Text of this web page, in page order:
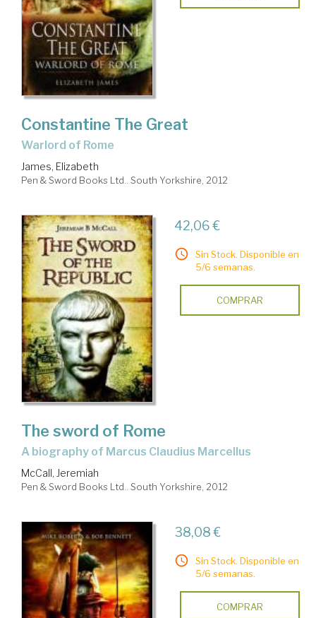
Constantine The Great
Warlord of Rome
James, Elizabeth
Pen & Sword Books Ltd.. South Yorkshire, 2012
42,06 €
Sin Stock. Disponible en
5/6 semanas.
COMPRAR
The sword of Rome
a biography of Marcus Claudius Marcellus
McCall, Jeremiah
Pen & Sword Books Ltd.. South Yorkshire, 2012
38,08 €
Sin Stock. Disponible en
5/6 semanas.
COMPRAR